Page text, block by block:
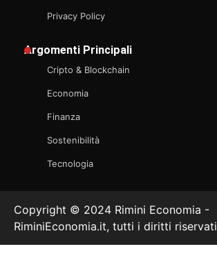
Privacy Policy
Argomenti Principali
Cripto & Blockchain
Economia
Finanza
Sostenibilità
Tecnologia
Copyright © 2024 Rimini Economia -
RiminiEconomia.it, tutti i diritti riservati